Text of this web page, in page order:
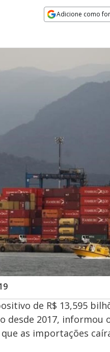
Adicione como
de R$ 13,595
desde 2017, informou
as importações